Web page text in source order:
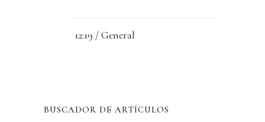
12:19 /General
BUSCADOR DE ARTÍCULOS